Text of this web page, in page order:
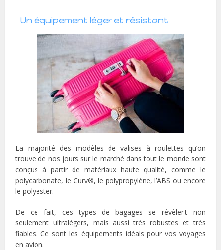
Un équipement léger et résistant
La majorité des modèles de valises à roulettes qu’on
trouve de nos jours sur le marché dans tout le monde sont
conçus à partir de matériaux haute qualité, comme le
polycarbonate, le Curv®, le polypropylène, l’ABS ou encore
le polyester.
De ce fait, ces types de bagages se révèlent non
seulement ultralégers, mais aussi très robustes et très
fiables. Ce sont les équipements idéals pour vos voyages
en avion.